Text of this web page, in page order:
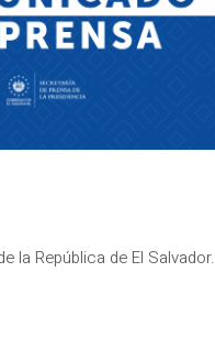
la República de El Salvador.